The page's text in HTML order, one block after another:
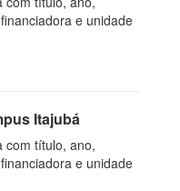
e unidade
Itajubá
com título, ano,
e unidade